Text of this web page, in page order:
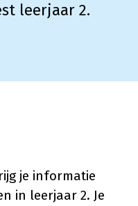
leerjaar 2.
je informatie
in leerjaar 2. Je